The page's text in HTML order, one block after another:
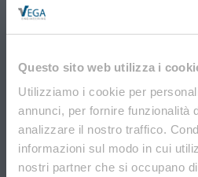
Questo sito web utilizza i
Utilizziamo i cookie per
annunci, per fornire funzionalità
analizzare il nostro traffico.
informazioni sul modo in cui
nostri partner che si occupano
Via Don Tosatto, 151